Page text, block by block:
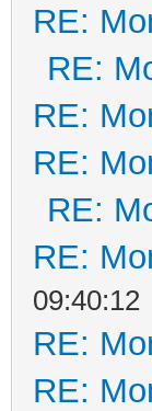
RE:
RE:
RE:
RE:
RE:
RE:
09:40:12
RE:
RE: